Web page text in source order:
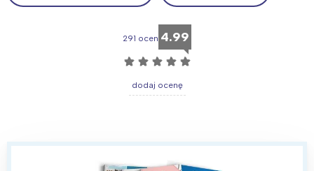
291 ocen 4.99
☆ ☆ ☆ ☆ ☆
dodaj ocenę